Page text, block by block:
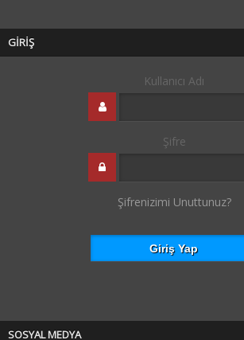
GİRİŞ
Kullanıcı Adı
Şifre
Şifrenizimi Unuttunuz?
SOSYAL MEDYA